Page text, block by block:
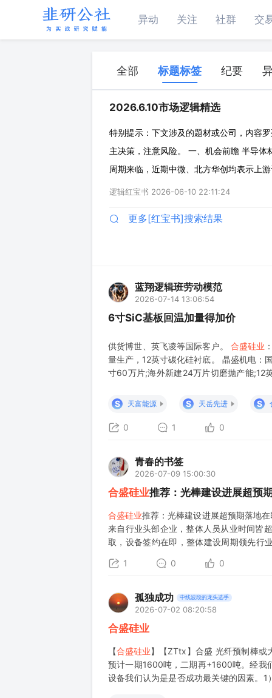
异动 关注 社群 交
全部 标题标签 纪要
2026.6.10市场逻辑精选
特别提示：下文涉及的题材或公司，内容
主决策，注意风险。 一、机会前瞻 半导
周期来临，近期中微、北方华创均表示上
星、美光三大海外存储巨头纷纷调整产能
逻辑红宝书 2026-06-10 22:11:24
更多[红宝书]搜索结果
蓝翔逻辑班劳动模范
2026-07-14 13:06:54
6寸SiC基板回温加量得加价
供货博世、英飞凌等国际客户。 合盛硅业
量生产，12英寸碳化硅衬底。 晶盛机电
寸60万片;海外新建24万片切磨抛产能;12
明:文章内容
S 天富能源 S 天岳先进 S
0 1 0
青春的书签
2026-07-09 15:00:30
合盛硅业推荐：光棒建设进展超预
合盛硅业推荐：光棒建设进展超预期落地
来自行业头部企业，整体人员从业时间皆
取，设备签约在即，整体建设周期领先行
1 0 0
孤独成功 中线波段的龙头选手
2026-07-02 08:20:58
合盛硅业
【合盛硅业】【ZTtx】合盛 光纤预制棒
预计一期1600吨，二期再+1600吨。经我
设备我们认为是是否成功最关键的因素。